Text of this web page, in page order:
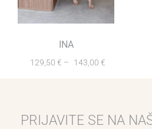
INA
129,50 € – 143,00 €
PRIJAVITE SE NA